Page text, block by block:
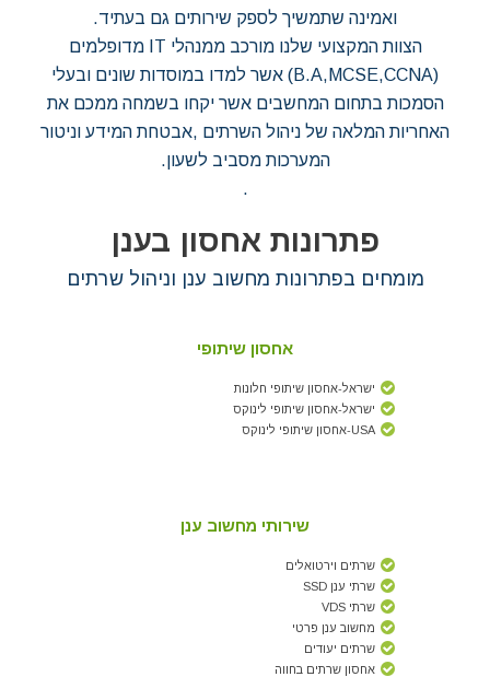
ואמינה שתמשיך לספק שירותים גם בעתיד.
הצוות המקצועי שלנו מורכב ממנהלי IT מדופלמים
(B.A,MCSE,CCNA) אשר למדו במוסדות שונים ובעלי
הסמכות בתחום המחשבים אשר יקחו בשמחה ממכם את
האחריות המלאה של ניהול השרתים ,אבטחת המידע וניטור
המערכות מסביב לשעון.
.
פתרונות אחסון בענן
מומחים בפתרונות מחשוב ענן וניהול שרתים
אחסון שיתופי
ישראל-אחסון שיתופי חלונות
ישראל-אחסון שיתופי לינוקס
USA-אחסון שיתופי לינוקס
שירותי מחשוב ענן
שרתים וירטואלים
שרתי ענן SSD
שרתי VDS
מחשוב ענן פרטי
שרתים יעודים
אחסון שרתים בחווה